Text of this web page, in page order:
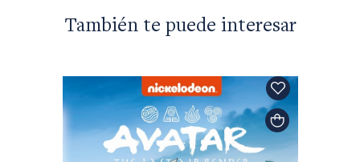
También te puede interesar